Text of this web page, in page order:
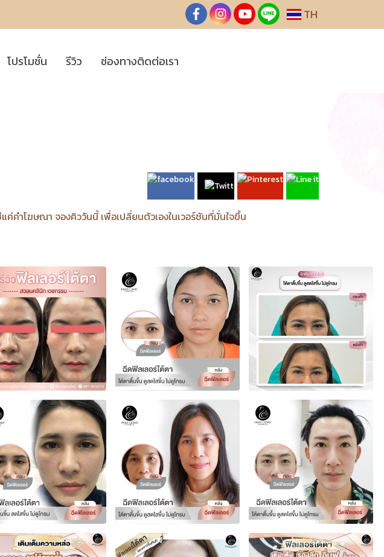
TH
โปรโมชั่น รีวิว ช่องทางติดต่อเรา
ค่คำโฆษณา จองคิววันนี้ เพื่อเปลี่ยนตัวเองในเวอร์ชันที่มั่นใจขึ้น